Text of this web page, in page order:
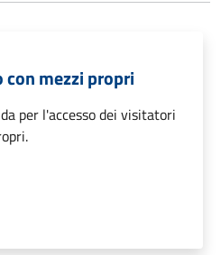
con mezzi propri
per l'accesso dei visitatori